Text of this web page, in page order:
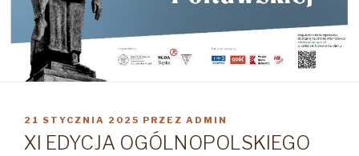
OPUBLIKOWANE
W
21 STYCZNIA 2025 PRZEZ ADMIN
XI EDYCJA OGÓLNOPOLSKIEGO